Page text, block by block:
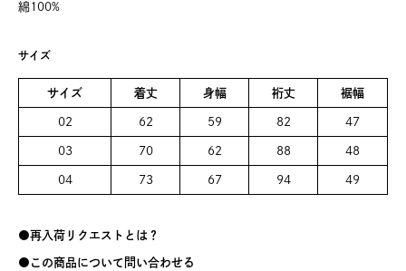
綿100%
サイズ
サイズ 着丈 身幅 裄丈 裾幅
02 62 59 82 47
03 70 62 88 48
04 73 67 94 49
再入荷リクエストとは？
この商品について問い合わせる